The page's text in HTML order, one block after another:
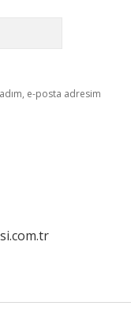
e-posta adresim